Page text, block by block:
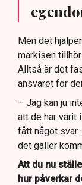
Men det
markisen
Alltså är det
ansvaret för
– Jag kan ju
att de har varit
fått något
det gäller
Att du nu
hur påverkar